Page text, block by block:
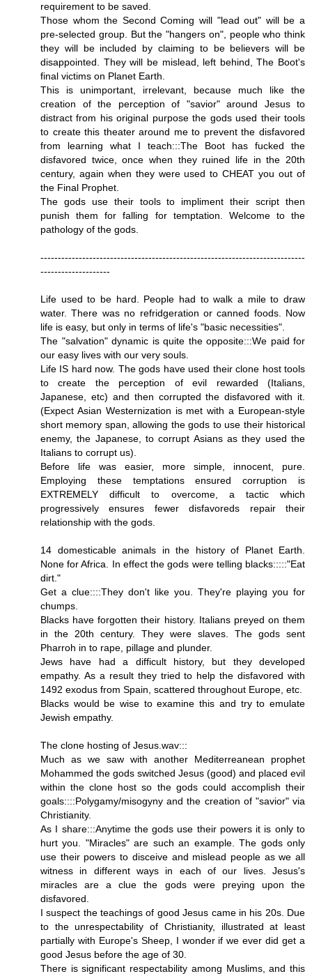
requirement to be saved.
Those whom the Second Coming will "lead out" will be a
pre-selected group. But the "hangers on", people who think
they will be included by claiming to be believers will be
disappointed. They will be mislead, left behind, The Boot's
final victims on Planet Earth.
This is unimportant, irrelevant, because much like the
creation of the perception of "savior" around Jesus to
distract from his original purpose the gods used their tools
to create this theater around me to prevent the disfavored
from learning what I teach:::The Boot has fucked the
disfavored twice, once when they ruined life in the 20th
century, again when they were used to CHEAT you out of
the Final Prophet.
The gods use their tools to impliment their script then
punish them for falling for temptation. Welcome to the
pathology of the gods.
----------------------------------------------------------------------------
--------------------
Life used to be hard. People had to walk a mile to draw
water. There was no refridgeration or canned foods. Now
life is easy, but only in terms of life's "basic necessities".
The "salvation" dynamic is quite the opposite:::We paid for
our easy lives with our very souls.
Life IS hard now. The gods have used their clone host tools
to create the perception of evil rewarded (Italians,
Japanese, etc) and then corrupted the disfavored with it.
(Expect Asian Westernization is met with a European-style
short memory span, allowing the gods to use their historical
enemy, the Japanese, to corrupt Asians as they used the
Italians to corrupt us).
Before life was easier, more simple, innocent, pure.
Employing these temptations ensured corruption is
EXTREMELY difficult to overcome, a tactic which
progressively ensures fewer disfavoreds repair their
relationship with the gods.
14 domesticable animals in the history of Planet Earth.
None for Africa. In effect the gods were telling blacks:::::"Eat
dirt."
Get a clue::::They don't like you. They're playing you for
chumps.
Blacks have forgotten their history. Italians preyed on them
in the 20th century. They were slaves. The gods sent
Pharroh in to rape, pillage and plunder.
Jews have had a difficult history, but they developed
empathy. As a result they tried to help the disfavored with
1492 exodus from Spain, scattered throughout Europe, etc.
Blacks would be wise to examine this and try to emulate
Jewish empathy.
The clone hosting of Jesus.wav:::
Much as we saw with another Mediterreanean prophet
Mohammed the gods switched Jesus (good) and placed evil
within the clone host so the gods could accomplish their
goals::::Polygamy/misogyny and the creation of "savior" via
Christianity.
As I share:::Anytime the gods use their powers it is only to
hurt you. "Miracles" are such an example. The gods only
use their powers to disceive and mislead people as we all
witness in different ways in each of our lives. Jesus's
miracles are a clue the gods were preying upon the
disfavored.
I suspect the teachings of good Jesus came in his 20s. Due
to the unrespectability of Christianity, illustrated at least
partially with Europe's Sheep, I wonder if we ever did get a
good Jesus before the age of 30.
There is significant respectability among Muslims, and this